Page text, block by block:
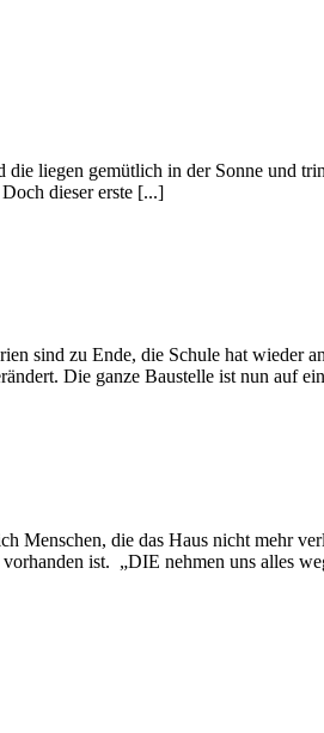
liegen gemütlich in der Sonne und
dieser erste [...]
sind zu Ende, die Schule hat wieder
Die ganze Baustelle ist nun auf
Menschen, die das Haus nicht mehr
ist. „DIE nehmen uns alles